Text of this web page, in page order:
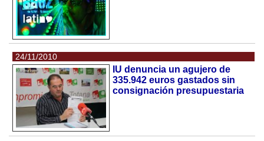
24/11/2010
IU denuncia un agujero de
335.942 euros gastados sin
consignación presupuestaria